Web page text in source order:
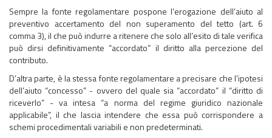
Sempre la fonte regolamentare pospone l’erogazione dell’aiuto al
preventivo accertamento del non superamento del tetto (art. 6
comma 3), il che può indurre a ritenere che solo all’esito di tale verifica
può dirsi definitivamente “accordato” il diritto alla percezione del
contributo.
D’altra parte, è la stessa fonte regolamentare a precisare che l’ipotesi
dell’aiuto “concesso” - ovvero del quale sia “accordato” il “diritto di
riceverlo” - va intesa “a norma del regime giuridico nazionale
applicabile”, il che lascia intendere che essa può corrispondere a
schemi procedimentali variabili e non predeterminati.